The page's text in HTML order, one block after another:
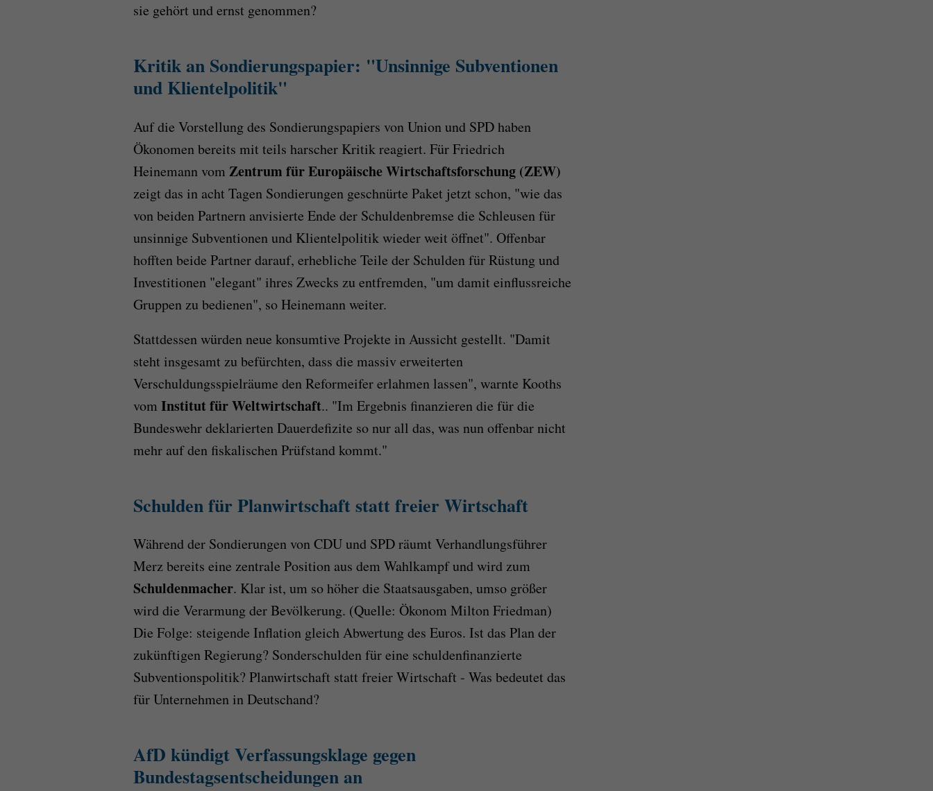
sie gehört und ernst genommen?
Kritik an Sondierungspapier: "Unsinnige Subventionen
und Klientelpolitik"
Auf die Vorstellung des Sondierungspapiers von Union und SPD haben
Ökonomen bereits mit teils harscher Kritik reagiert. Für Friedrich
Heinemann vom Zentrum für Europäische Wirtschaftsforschung (ZEW)
zeigt das in acht Tagen Sondierungen geschnürte Paket jetzt schon, "wie das
von beiden Partnern anvisierte Ende der Schuldenbremse die Schleusen für
unsinnige Subventionen und Klientelpolitik wieder weit öffnet". Offenbar
hofften beide Partner darauf, erhebliche Teile der Schulden für Rüstung und
Investitionen "elegant" ihres Zwecks zu entfremden, "um damit einflussreiche
Gruppen zu bedienen", so Heinemann weiter.
Stattdessen würden neue konsumtive Projekte in Aussicht gestellt. "Damit
steht insgesamt zu befürchten, dass die massiv erweiterten
Verschuldungsspielräume den Reformeifer erlahmen lassen", warnte Kooths
vom Institut für Weltwirtschaft.. "Im Ergebnis finanzieren die für die
Bundeswehr deklarierten Dauerdefizite so nur all das, was nun offenbar nicht
mehr auf den fiskalischen Prüfstand kommt."
Schulden für Planwirtschaft statt freier Wirtschaft
Während der Sondierungen von CDU und SPD räumt Verhandlungsführer
Merz bereits eine zentrale Position aus dem Wahlkampf und wird zum
Schuldenmacher. Klar ist, um so höher die Staatsausgaben, umso größer
wird die Verarmung der Bevölkerung. (Quelle: Ökonom Milton Friedman)
Die Folge: steigende Inflation gleich Abwertung des Euros. Ist das Plan der
zukünftigen Regierung? Sonderschulden für eine schuldenfinanzierte
Subventionspolitik? Planwirtschaft statt freier Wirtschaft - Was bedeutet das
für Unternehmen in Deutschand?
AfD kündigt Verfassungsklage gegen
Bundestagsentscheidungen an